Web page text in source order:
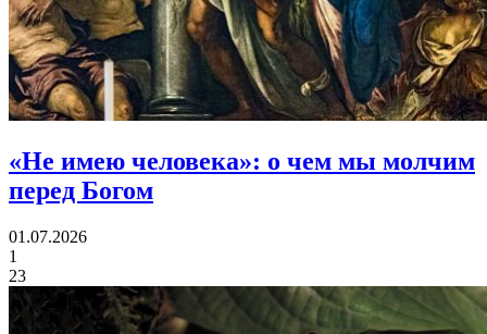
«Не имею человека»: о чем мы молчим
перед Богом
01.07.2026
1
23